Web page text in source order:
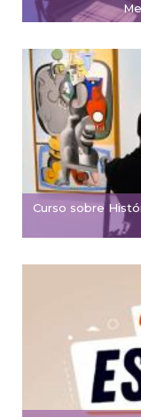
Curso sobre